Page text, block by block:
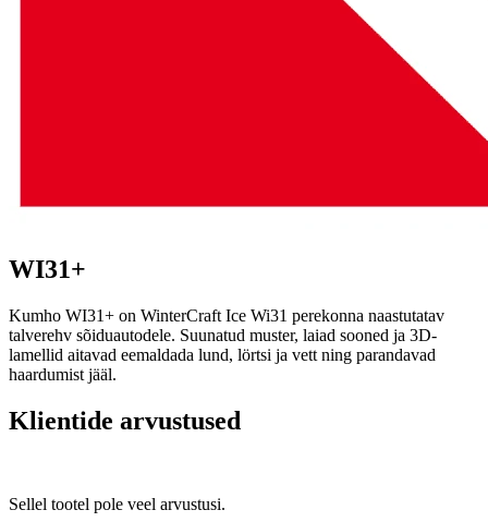
WI31+
Kumho WI31+ on WinterCraft Ice Wi31 perekonna naastutatav
talverehv sõiduautodele. Suunatud muster, laiad sooned ja 3D-
lamellid aitavad eemaldada lund, lörtsi ja vett ning parandavad
haardumist jääl.
Klientide arvustused
Sellel tootel pole veel arvustusi.